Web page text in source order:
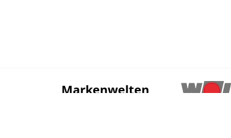
Markenwelten